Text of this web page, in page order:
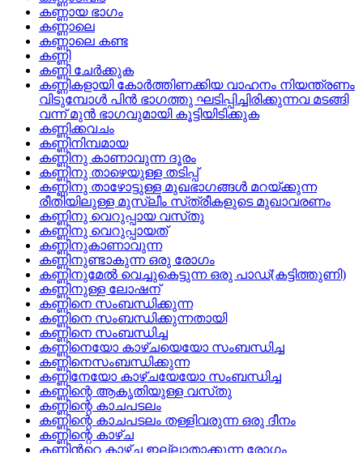
കണ്ണായ ഭാഗം
കണ്ണാലെ
കണ്ണാലെ കണ്ട
കണ്ണി
കണ്ണി ചേര്‍ക്കുക
കണ്ണികളായി കോര്‍ത്തിണക്കിയ വാഹനം നിയന്ത്രണം
വിടുമ്പോള്‍ പിന്‍ ഭാഗത്തു ഘടിപ്പിച്ചിരിക്കുന്നവ മടങ്ങി
വന്ന്‌ മുന്‍ ഭാഗവുമായി കൂട്ടിയിടിക്കുക
കണ്ണിക്കവചം
കണ്ണിനിമ്പമായ
കണ്ണിനു കാണാവുന്ന ദൂരം
കണ്ണിനു താഴെയുള്ള തടിപ്പ്
കണ്ണിനു താഴോട്ടുള്ള മുഖഭാഗങ്ങള്‍ മറയ്‌ക്കുന്ന
രീതിയിലുള്ള മുസ്ലീം സ്‌ത്രീകളുടെ മുഖാവരണം
കണ്ണിനു വെറുപ്പായ വസ്‌തു
കണ്ണിനു വെറുപ്പായത്
കണ്ണിനുകാണാവുന്ന
കണ്ണിനുണ്ടാകുന്ന ഒരു രോഗം
കണ്ണിനുമേല്‍ വെച്ചുകെട്ടുന്ന ഒരു പാഡ്(കട്ടിത്തുണി)
കണ്ണിനുള്ള ലോഷന്
കണ്ണിനെ സംബന്ധിക്കുന്ന
കണ്ണിനെ സംബന്ധിക്കുന്നതായി
കണ്ണിനെ സംബന്ധിച്ച
കണ്ണിനെയോ കാഴ്‌ചയെയോ സംബന്ധിച്ച
കണ്ണിനെസംബന്ധിക്കുന്ന
കണ്ണിനേയോ കാഴ്‌ചയേയോ സംബന്ധിച്ച
കണ്ണിന്റെ ആകൃതിയുള്ള വസ്‌തു
കണ്ണിന്റെ കാചപടലം
കണ്ണിന്റെ കാചപടലം തള്ളിവരുന്ന ഒരു ദീനം
കണ്ണിന്റെ കാഴ്‌ച
കണ്ണിന്‍റെ കാഴ്ച ഇല്ലാതാക്കുന്ന രോഗം